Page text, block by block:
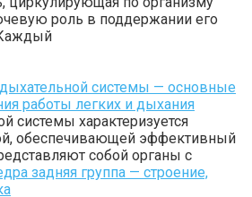
роль в поддержании его
системы — основные
работы легких и дыхания
системы характеризуется
обеспечивающей эффективный
собой органы с